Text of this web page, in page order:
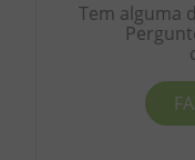
Tem alguma